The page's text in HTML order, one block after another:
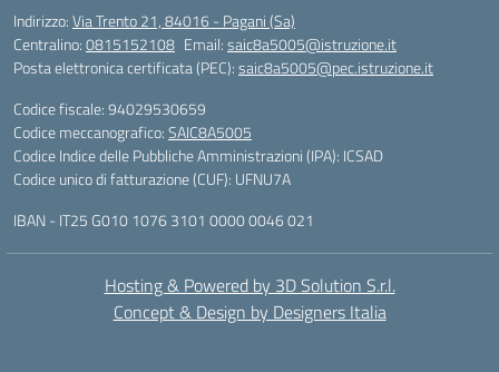
Indirizzo:Via Trento 21, 84016 - Pagani (Sa)
Centralino:0815152108 Email:saic8a5005@istruzione.it
Posta elettronica certificata (PEC):saic8a5005@pec.istruzione.it
Codice fiscale: 94029530659
Codice meccanografico:SAIC8A5005
Codice Indice delle Pubbliche Amministrazioni (IPA): ICSAD
Codice unico di fatturazione (CUF): UFNU7A
IBAN - IT25 G010 1076 3101 0000 0046 021
Hosting & Powered by 3D Solution S.r.l.
Concept & Design by Designers Italia